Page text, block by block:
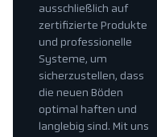
ausschließlich auf
zertifizierte Produkte
und professionelle
Systeme, um
sicherzustellen, dass
die neuen Böden
optimal haften und
langlebig sind. Mit uns